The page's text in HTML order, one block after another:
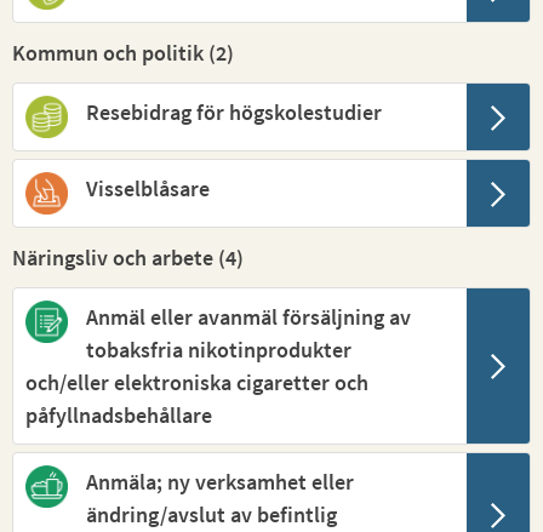
Kommun och politik (2)
Resebidrag för högskolestudier
Visselblåsare
Näringsliv och arbete (4)
Anmäl eller avanmäl försäljning av
tobaksfria nikotinprodukter
och/eller elektroniska cigaretter och
påfyllnadsbehållare
Anmäla; ny verksamhet eller
ändring/avslut av befintlig